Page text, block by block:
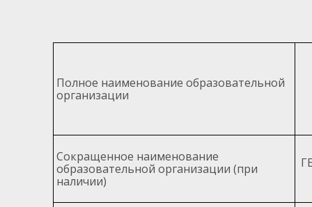
Полное наименование образовательной
организации
Сокращенное наименование
образовательной организации (при
наличии)